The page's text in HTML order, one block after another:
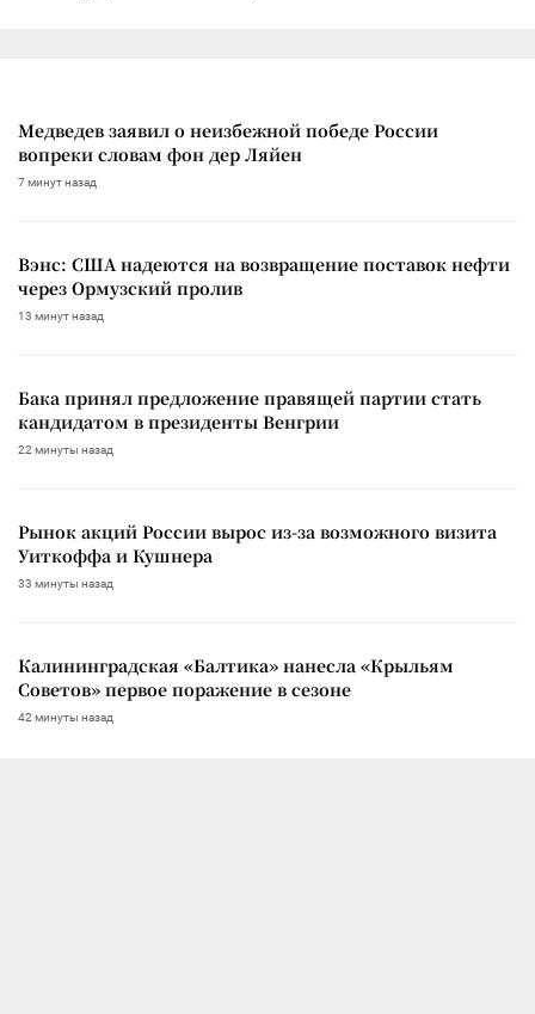
Медведев заявил о неизбежной победе России
вопреки словам фон дер Ляйен
7 минут назад
Вэнс: США надеются на возвращение поставок нефти
через Ормузский пролив
13 минут назад
Бака принял предложение правящей партии стать
кандидатом в президенты Венгрии
22 минуты назад
Рынок акций России вырос из-за возможного визита
Уиткоффа и Кушнера
33 минуты назад
Калининградская «Балтика» нанесла «Крыльям
Советов» первое поражение в сезоне
42 минуты назад